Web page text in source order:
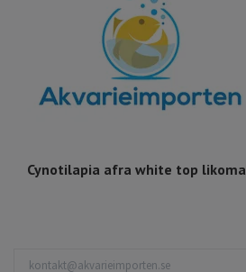
Cynotilapia afra white top likoma